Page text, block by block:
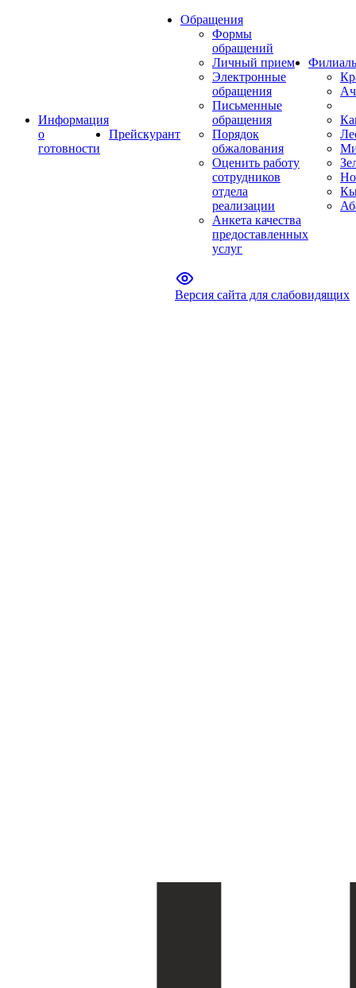
Информация
о
готовности
Прейскурант
Обращения
Формы
обращений
Личный прием
Электронные
обращения
Письменные
обращения
Порядок
обжалования
Оценить работу
сотрудников
отдела
реализации
Анкета качества
предоставленных
услуг
Версия сайта для слабовидящих